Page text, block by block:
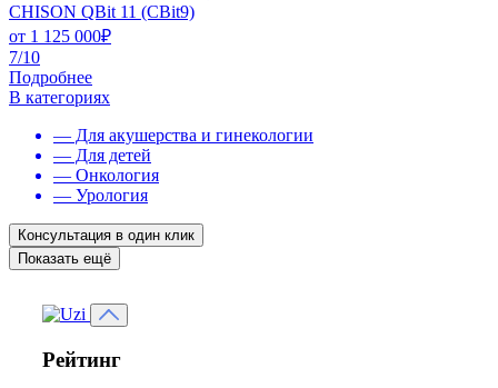
CHISON QBit 11 (CBit9)
от 1 125 000₽
7/10
Подробнее
В категориях
— Для акушерства и гинекологии
— Для детей
— Онкология
— Урология
Консультация в один клик
Показать ещё
Рейтинг